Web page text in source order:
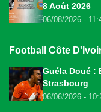
8 Août 2026
06/08/2026 -
Football Côte
Guéla Doué :
Strasbourg
06/06/2026 -